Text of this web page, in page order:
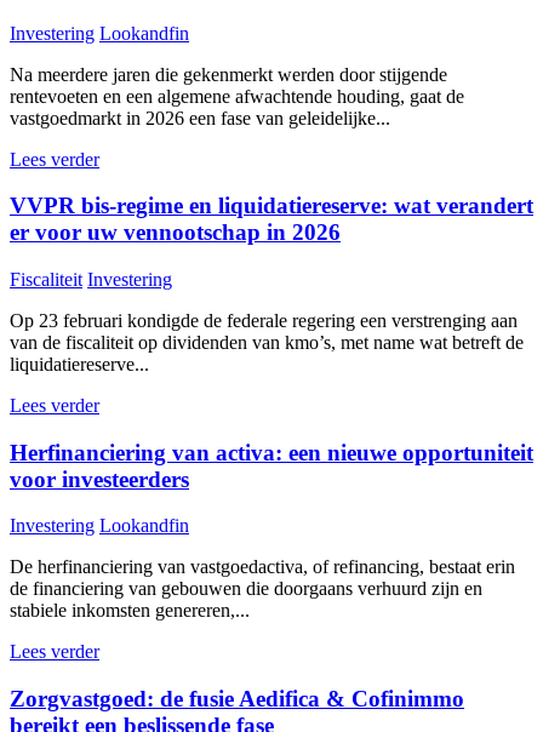
Investering Lookandfin
Na meerdere jaren die gekenmerkt werden door stijgende
rentevoeten en een algemene afwachtende houding, gaat de
vastgoedmarkt in 2026 een fase van geleidelijke...
Lees verder
VVPR bis-regime en liquidatiereserve: wat verandert
er voor uw vennootschap in 2026
Fiscaliteit Investering
Op 23 februari kondigde de federale regering een verstrenging aan
van de fiscaliteit op dividenden van kmo’s, met name wat betreft de
liquidatiereserve...
Lees verder
Herfinanciering van activa: een nieuwe opportuniteit
voor investeerders
Investering Lookandfin
De herfinanciering van vastgoedactiva, of refinancing, bestaat erin
de financiering van gebouwen die doorgaans verhuurd zijn en
stabiele inkomsten genereren,...
Lees verder
Zorgvastgoed: de fusie Aedifica & Cofinimmo
bereikt een beslissende fase